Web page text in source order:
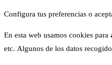
Configura tus preferencias o
En esta web usamos cookies para
etc. Algunos de los datos